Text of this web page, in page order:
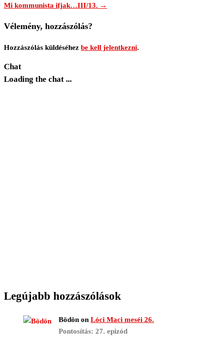
Mi kommunista ifjak…III/13. →
Vélemény, hozzászólás?
Hozzászólás küldéséhez be kell jelentkezni.
Chat
Loading the chat ...
Legújabb hozzászólások
Bödön on Lóci Maci meséi 26.
Pontosítás: 27. epizód